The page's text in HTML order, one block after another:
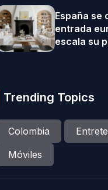
España se
entrada
escala su
Trending Topics
Colombia
Móviles